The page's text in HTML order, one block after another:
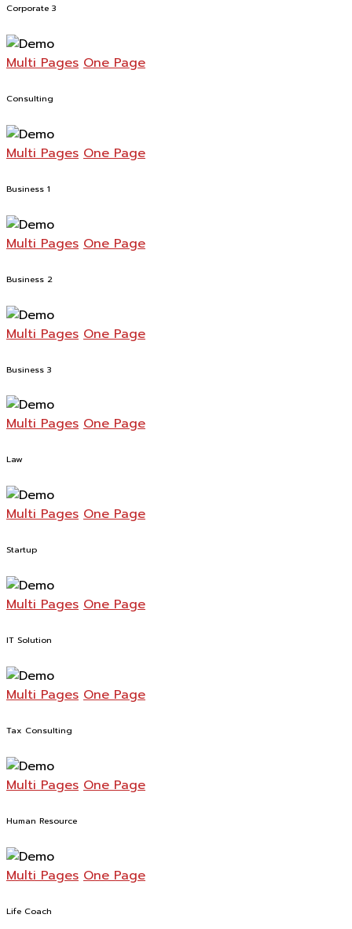
Corporate 3
Multi Pages One Page
Consulting
Multi Pages One Page
Business 1
Multi Pages One Page
Business 2
Multi Pages One Page
Business 3
Multi Pages One Page
Law
Multi Pages One Page
Startup
Multi Pages One Page
IT Solution
Multi Pages One Page
Tax Consulting
Multi Pages One Page
Human Resource
Multi Pages One Page
Life Coach